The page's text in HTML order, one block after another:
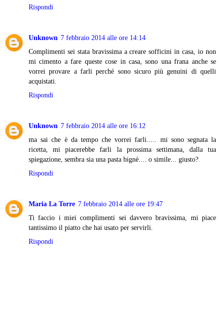
Rispondi
Unknown 7 febbraio 2014 alle ore 14:14
Complimenti sei stata bravissima a creare sofficini in casa, io non
mi cimento a fare queste cose in casa, sono una frana anche se
vorrei provare a farli perché sono sicuro più genuini di quelli
acquistati.
Rispondi
Unknown 7 febbraio 2014 alle ore 16:12
ma sai che è da tempo che vorrei farli..... mi sono segnata la
ricetta, mi piacerebbe farli la prossima settimana, dalla tua
spiegazione, sembra sia una pasta bignè.... o simile... giusto?
Rispondi
Maria La Torre 7 febbraio 2014 alle ore 19:47
Ti faccio i miei complimenti sei davvero bravissima, mi piace
tantissimo il piatto che hai usato per servirli.
Rispondi